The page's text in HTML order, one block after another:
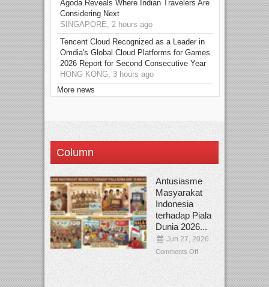
Agoda Reveals Where Indian Travelers Are
Considering Next
SINGAPORE, 2 hours ago
Tencent Cloud Recognized as a Leader in
Omdia's Global Cloud Platforms for Games
2026 Report for Second Consecutive Year
HONG KONG, 3 hours ago
More news
Column
Antusiasme
Masyarakat
Indonesia
terhadap Piala
Dunia 2026...
Jun 27, 2026
Comments Off